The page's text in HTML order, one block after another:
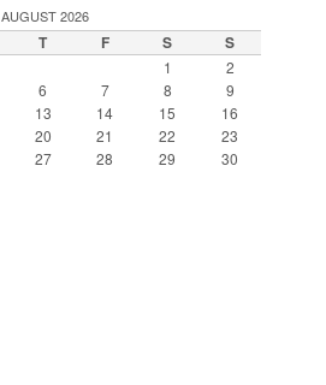
AUGUST 2026
T F S S
1
2
6 7 8
9
13 14 15
16
20 21 22
23
27 28 29
30